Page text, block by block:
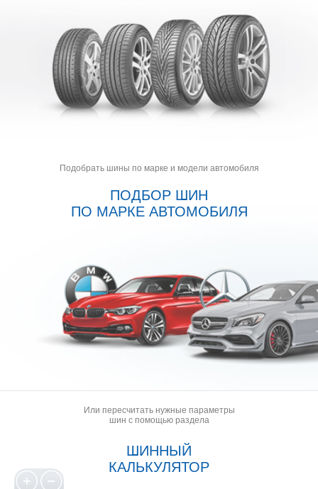
Подобрать шины по марке и модели автомобиля
ПОДБОР ШИН
ПО МАРКЕ АВТОМОБИЛЯ
Или пересчитать нужные параметры
шин с помощью раздела
ШИННЫЙ
КАЛЬКУЛЯТОР